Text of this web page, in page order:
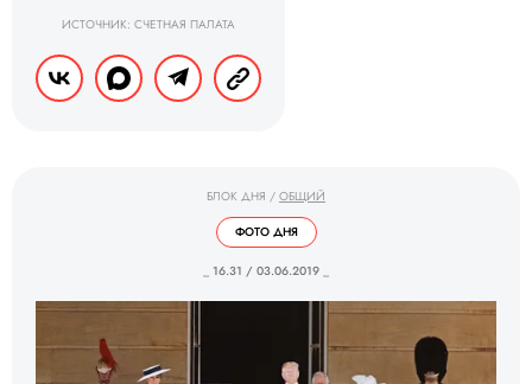
ИСТОЧНИК: СЧЕТНАЯ ПАЛАТА
БЛОК ДНЯ / ОБЩИЙ
ФОТО ДНЯ
_ 16.31 / 03.06.2019 _